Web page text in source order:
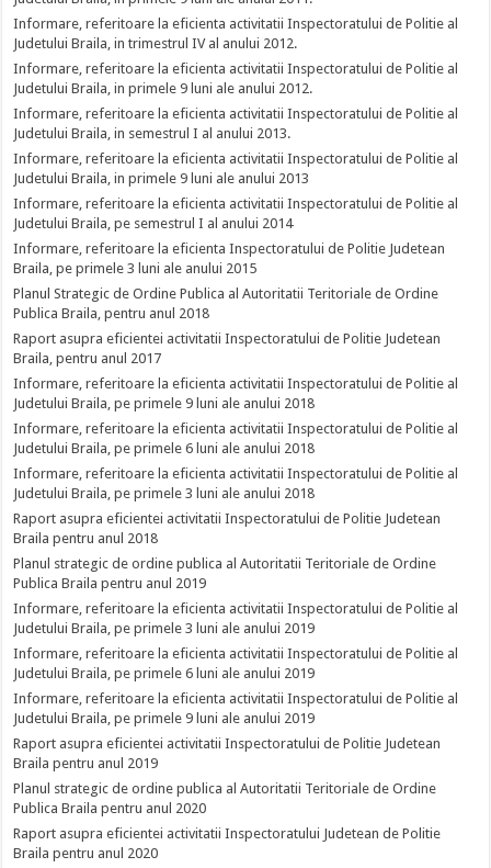
Informare, referitoare la eficienta activitatii Inspectoratului de Politie al
Judetului Braila, in trimestrul IV al anului 2012.
Informare, referitoare la eficienta activitatii Inspectoratului de Politie al
Judetului Braila, in primele 9 luni ale anului 2012.
Informare, referitoare la eficienta activitatii Inspectoratului de Politie al
Judetului Braila, in semestrul I al anului 2013.
Informare, referitoare la eficienta activitatii Inspectoratului de Politie al
Judetului Braila, in primele 9 luni ale anului 2013
Informare, referitoare la eficienta activitatii Inspectoratului de Politie al
Judetului Braila, pe semestrul I al anului 2014
Informare, referitoare la eficienta Inspectoratului de Politie Judetean
Braila, pe primele 3 luni ale anului 2015
Planul Strategic de Ordine Publica al Autoritatii Teritoriale de Ordine
Publica Braila, pentru anul 2018
Raport asupra eficientei activitatii Inspectoratului de Politie Judetean
Braila, pentru anul 2017
Informare, referitoare la eficienta activitatii Inspectoratului de Politie al
Judetului Braila, pe primele 9 luni ale anului 2018
Informare, referitoare la eficienta activitatii Inspectoratului de Politie al
Judetului Braila, pe primele 6 luni ale anului 2018
Informare, referitoare la eficienta activitatii Inspectoratului de Politie al
Judetului Braila, pe primele 3 luni ale anului 2018
Raport asupra eficientei activitatii Inspectoratului de Politie Judetean
Braila pentru anul 2018
Planul strategic de ordine publica al Autoritatii Teritoriale de Ordine
Publica Braila pentru anul 2019
Informare, referitoare la eficienta activitatii Inspectoratului de Politie al
Judetului Braila, pe primele 3 luni ale anului 2019
Informare, referitoare la eficienta activitatii Inspectoratului de Politie al
Judetului Braila, pe primele 6 luni ale anului 2019
Informare, referitoare la eficienta activitatii Inspectoratului de Politie al
Judetului Braila, pe primele 9 luni ale anului 2019
Raport asupra eficientei activitatii Inspectoratului de Politie Judetean
Braila pentru anul 2019
Planul strategic de ordine publica al Autoritatii Teritoriale de Ordine
Publica Braila pentru anul 2020
Raport asupra eficientei activitatii Inspectoratului Judetean de Politie
Braila pentru anul 2020